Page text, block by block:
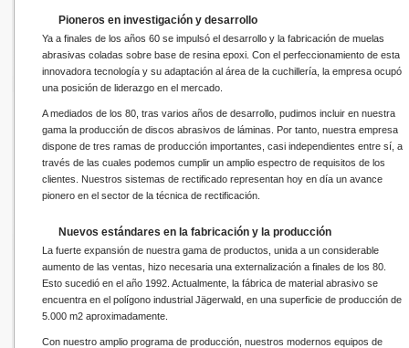
Pioneros en investigación y desarrollo
Ya a finales de los años 60 se impulsó el desarrollo y la fabricación de muelas
abrasivas coladas sobre base de resina epoxi. Con el perfeccionamiento de esta
innovadora tecnología y su adaptación al área de la cuchillería, la empresa ocupó
una posición de liderazgo en el mercado.
A mediados de los 80, tras varios años de desarrollo, pudimos incluir en nuestra
gama la producción de discos abrasivos de láminas. Por tanto, nuestra empresa
dispone de tres ramas de producción importantes, casi independientes entre sí, a
través de las cuales podemos cumplir un amplio espectro de requisitos de los
clientes. Nuestros sistemas de rectificado representan hoy en día un avance
pionero en el sector de la técnica de rectificación.
Nuevos estándares en la fabricación y la producción
La fuerte expansión de nuestra gama de productos, unida a un considerable
aumento de las ventas, hizo necesaria una externalización a finales de los 80.
Esto sucedió en el año 1992. Actualmente, la fábrica de material abrasivo se
encuentra en el polígono industrial Jägerwald, en una superficie de producción de
5.000 m2 aproximadamente.
Con nuestro amplio programa de producción, nuestros modernos equipos de